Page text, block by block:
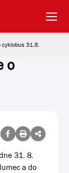
cyklobus 31.8.
o
31. 8.
a do